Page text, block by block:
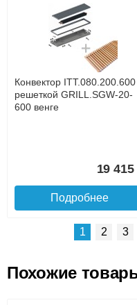
Доставка сантехники
Наличный расчёт
Банковской
времени
Банковской
доставке, так и
Интернет-
Qiwi-кошельки и
Безналичный
Конвектор
решеткой GRILL.SGW-20-
600 венге
19 415
Подробнее
1 2 3
Похожие